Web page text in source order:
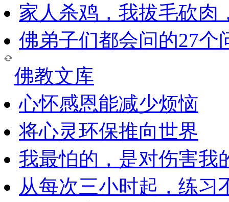
家人杀鸡，我拔毛砍肉
佛弟子们都会问的27个
佛教文库
心怀感恩能减少烦恼
将心灵环保推向世界
我最怕的，是对伤害我
从每次三小时起，练习